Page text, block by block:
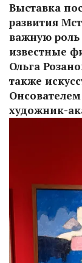
Выставка
развития
важную
известные
Ольга
также
художник-